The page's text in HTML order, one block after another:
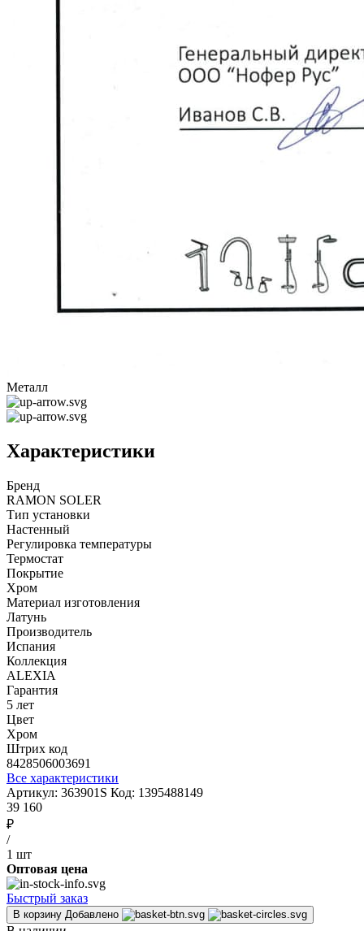
Металл
Характеристики
Бренд
RAMON SOLER
Тип установки
Настенный
Регулировка температуры
Термостат
Покрытие
Хром
Материал изготовления
Латунь
Производитель
Испания
Коллекция
ALEXIA
Гарантия
5 лет
Цвет
Хром
Штрих код
8428506003691
Все характеристики
Артикул: 363901S Код: 1395488149
39 160
₽
/
1 шт
Оптовая цена
Быстрый заказ
В корзину Добавлено